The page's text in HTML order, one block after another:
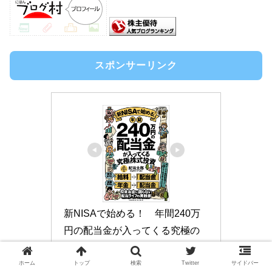
スポンサーリンク
新NISAで始める！　年間240万
円の配当金が入ってくる究極の
株式投資 [ 配当太郎 ]
ホーム トップ 検索 Twitter サイドバー